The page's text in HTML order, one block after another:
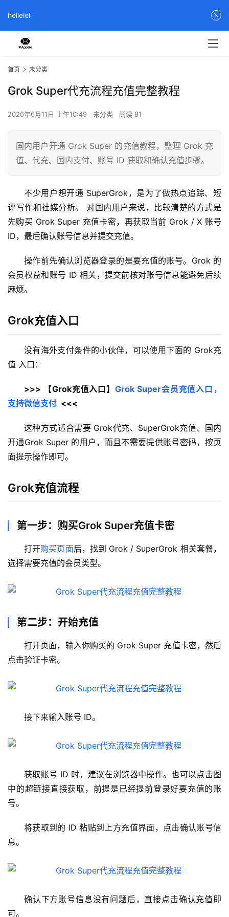
首页 未分类
Grok Super代充流程充值完整教程
2026年6月11日 上午10:49 未分类 阅读 81
国内用户开通 Grok Super 的充值教程，整理 Grok 充
值、代充、国内支付、账号 ID 获取和确认充值步骤。
不少用户想开通 SuperGrok，是为了做热点追踪、短
评写作和社媒分析。 对国内用户来说，比较清楚的方式是
先购买 Grok Super 充值卡密，再获取当前 Grok / X 账号
ID，最后确认账号信息并提交充值。
操作前先确认浏览器登录的是要充值的账号。Grok 的
会员权益和账号 ID 相关，提交前核对账号信息能避免后续
麻烦。
Grok充值入口
没有海外支付条件的小伙伴，可以使用下面的 Grok充
值 入口：
>>> 【Grok充值入口】 Grok Super会员充值入口，
支持微信支付
  <<<
这种方式适合需要 Grok代充、SuperGrok充值、国内
开通Grok Super 的用户，而且不需要提供账号密码，按页
面提示操作即可。
Grok充值流程
第一步：购买Grok Super充值卡密
打开购买页面后，找到 Grok / SuperGrok 相关套餐，
选择需要充值的会员类型。
第二步：开始充值
打开页面，输入你购买的 Grok Super 充值卡密，然后
点击验证卡密。
接下来输入账号 ID。
获取账号 ID 时，建议在浏览器中操作。也可以点击图
中的超链接直接获取，前提是已经提前登录好要充值的账
号。
将获取到的 ID 粘贴到上方充值界面，点击确认账号信
息。
确认下方账号信息没有问题后，直接点击确认充值即
可。
hellelel